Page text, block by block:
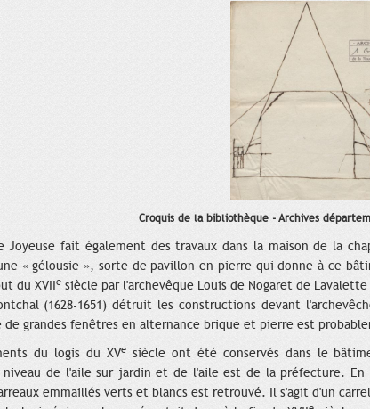
Croquis de la bibliothèque - Archives
Joyeuse fait également des travaux dans la maison de la
« gélousie », sorte de pavillon en pierre qui donne à ce
du XVIIe siècle par l'archevêque Louis de Nogaret de
(1628-1651) détruit les constructions devant
de grandes fenêtres en alternance brique et pierre est
du logis du XVesiècle ont été conservés dans le
niveau de l'aile sur jardin et de l'aile est de la préfecture.
emmaillés verts et blancs est retrouvé. Il s'agit d'un